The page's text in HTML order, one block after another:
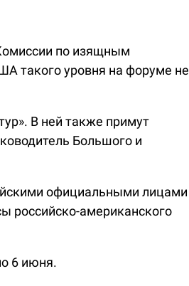
по изящным
такого уровня на форуме не
В ней также примут
Большого и
официальными лицами
российско-американского
6 июня.